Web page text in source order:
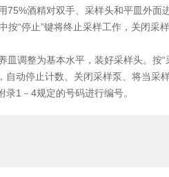
酒精对双手、采样头和平皿外面
“停止”键将终止采样工作，关闭采
调整为基本水平，装好采样头。按
动停止计数、关闭采样泵、将当采
1－4规定的号码进行编号。